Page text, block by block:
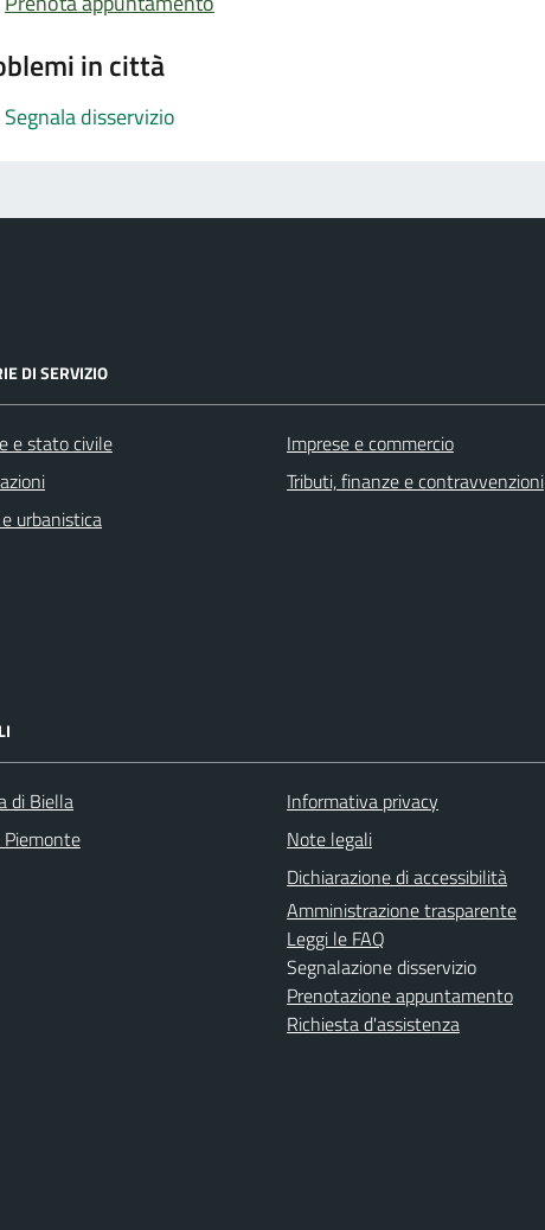
in città
Segnala disservizio
DI SERVIZIO
e stato civile
urbanistica
Imprese e commercio
Tributi, finanze e contravvenzioni
di Biella
Piemonte
Informativa privacy
Note legali
Dichiarazione di accessibilità
Amministrazione trasparente
Leggi le FAQ
Segnalazione disservizio
Prenotazione appuntamento
Richiesta d'assistenza